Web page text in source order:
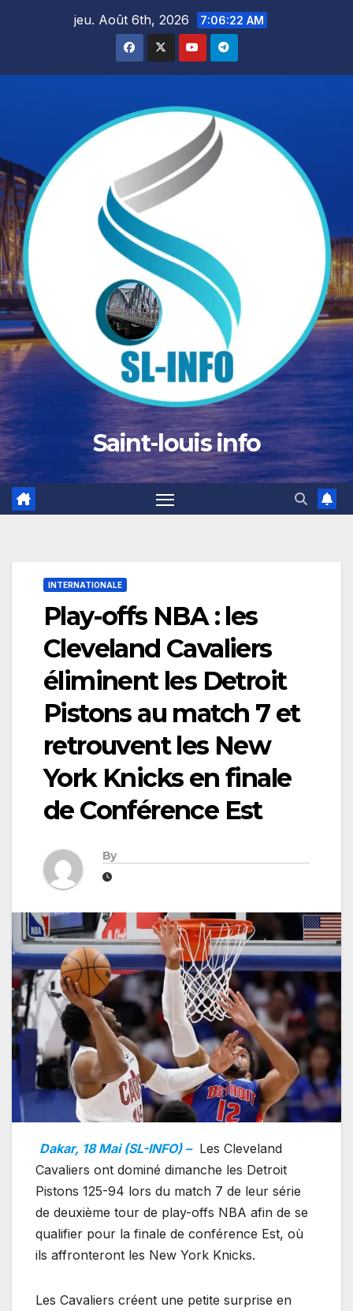
jeu. Août 6th, 2026 7:06:24 AM
Saint-louis info
INTERNATIONALE
Play-offs NBA : les
Cleveland Cavaliers
éliminent les Detroit
Pistons au match 7 et
retrouvent les New
York Knicks en finale
de Conférence Est
By
Dakar, 18 Mai (SL-INFO) – Les Cleveland
Cavaliers ont dominé dimanche les Detroit
Pistons 125-94 lors du match 7 de leur série
de deuxième tour de play-offs NBA afin de se
qualifier pour la finale de conférence Est, où
ils affronteront les New York Knicks.
Les Cavaliers créent une petite surprise en